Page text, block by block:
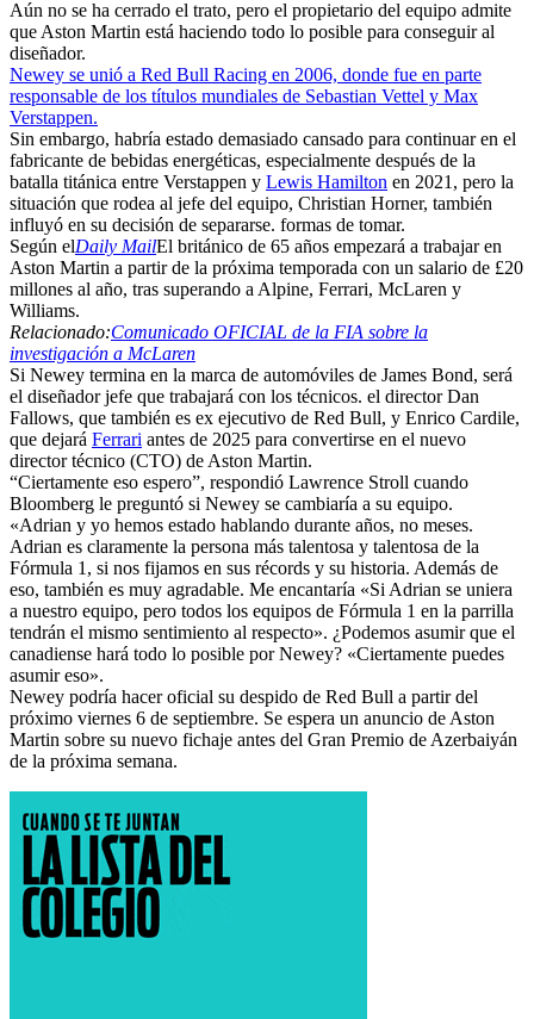
Aún no se ha cerrado el trato, pero el propietario del equipo admite
que Aston Martin está haciendo todo lo posible para conseguir al
diseñador.
Newey se unió a Red Bull Racing en 2006, donde fue en parte
responsable de los títulos mundiales de Sebastian Vettel y Max
Verstappen.
Sin embargo, habría estado demasiado cansado para continuar en el
fabricante de bebidas energéticas, especialmente después de la
batalla titánica entre Verstappen y Lewis Hamilton en 2021, pero la
situación que rodea al jefe del equipo, Christian Horner, también
influyó en su decisión de separarse. formas de tomar.
Según elDaily MailEl británico de 65 años empezará a trabajar en
Aston Martin a partir de la próxima temporada con un salario de £20
millones al año, tras superando a Alpine, Ferrari, McLaren y
Williams.
Relacionado:Comunicado OFICIAL de la FIA sobre la
investigación a McLaren
Si Newey termina en la marca de automóviles de James Bond, será
el diseñador jefe que trabajará con los técnicos. el director Dan
Fallows, que también es ex ejecutivo de Red Bull, y Enrico Cardile,
que dejará Ferrari antes de 2025 para convertirse en el nuevo
director técnico (CTO) de Aston Martin.
“Ciertamente eso espero”, respondió Lawrence Stroll cuando
Bloomberg le preguntó si Newey se cambiaría a su equipo.
«Adrian y yo hemos estado hablando durante años, no meses.
Adrian es claramente la persona más talentosa y talentosa de la
Fórmula 1, si nos fijamos en sus récords y su historia. Además de
eso, también es muy agradable. Me encantaría «Si Adrian se uniera
a nuestro equipo, pero todos los equipos de Fórmula 1 en la parrilla
tendrán el mismo sentimiento al respecto». ¿Podemos asumir que el
canadiense hará todo lo posible por Newey? «Ciertamente puedes
asumir eso».
Newey podría hacer oficial su despido de Red Bull a partir del
próximo viernes 6 de septiembre. Se espera un anuncio de Aston
Martin sobre su nuevo fichaje antes del Gran Premio de Azerbaiyán
de la próxima semana.